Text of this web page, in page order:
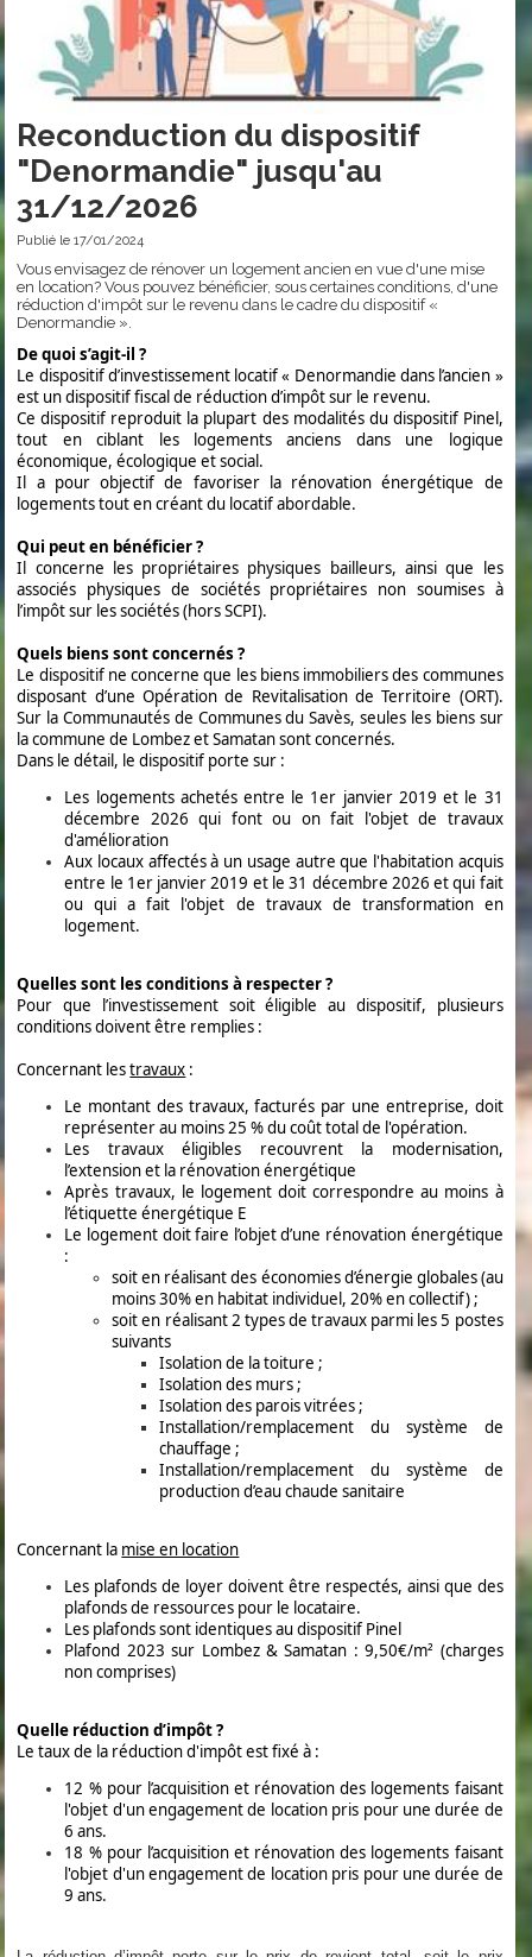
Reconduction du dispositif
"Denormandie" jusqu'au
31/12/2026
Publié le 17/01/2024
Vous envisagez de rénover un logement ancien en vue d'une mise
en location? Vous pouvez bénéficier, sous certaines conditions, d'une
réduction d'impôt sur le revenu dans le cadre du dispositif «
Denormandie ».
De quoi s’agit-il ?
Le dispositif d’investissement locatif « Denormandie dans l’ancien »
est un dispositif fiscal de réduction d’impôt sur le revenu.
Ce dispositif reproduit la plupart des modalités du dispositif Pinel,
tout en ciblant les logements anciens dans une logique
économique, écologique et social.
Il a pour objectif de favoriser la rénovation énergétique de
logements tout en créant du locatif abordable.
Qui peut en bénéficier ?
Il concerne les propriétaires physiques bailleurs, ainsi que les
associés physiques de sociétés propriétaires non soumises à
l’impôt sur les sociétés (hors SCPI).
Quels biens sont concernés ?
Le dispositif ne concerne que les biens immobiliers des communes
disposant d’une Opération de Revitalisation de Territoire (ORT).
Sur la Communautés de Communes du Savès, seules les biens sur
la commune de Lombez et Samatan sont concernés.
Dans le détail, le dispositif porte sur :
Les logements achetés entre le 1er janvier 2019 et le 31
décembre 2026 qui font ou on fait l'objet de travaux
d'amélioration
Aux locaux affectés à un usage autre que l'habitation acquis
entre le 1er janvier 2019 et le 31 décembre 2026 et qui fait
ou qui a fait l'objet de travaux de transformation en
logement.
Quelles sont les conditions à respecter ?
Pour que l’investissement soit éligible au dispositif, plusieurs
conditions doivent être remplies :
Concernant lestravaux :
Le montant des travaux, facturés par une entreprise, doit
représenter au moins 25 % du coût total de l'opération.
Les travaux éligibles recouvrent la modernisation,
l’extension et la rénovation énergétique
Après travaux, le logement doit correspondre au moins à
l’étiquette énergétique E
Le logement doit faire l’objet d’une rénovation énergétique
:
soit en réalisant des économies d’énergie globales (au
moins 30% en habitat individuel, 20% en collectif) ;
soit en réalisant 2 types de travaux parmi les 5 postes
suivants
Isolation de la toiture ;
Isolation des murs ;
Isolation des parois vitrées ;
Installation/remplacement du système de
chauffage ;
Installation/remplacement du système de
production d’eau chaude sanitaire
Concernant la mise en location
Les plafonds de loyer doivent être respectés, ainsi que des
plafonds de ressources pour le locataire.
Les plafonds sont identiques au dispositif Pinel
Plafond 2023 sur Lombez & Samatan : 9,50€/m² (charges
non comprises)
Quelle réduction d’impôt ?
Le taux de la réduction d'impôt est fixé à :
12 % pour l’acquisition et rénovation des logements faisant
l'objet d'un engagement de location pris pour une durée de
6 ans.
18 % pour l’acquisition et rénovation des logements faisant
l'objet d'un engagement de location pris pour une durée de
9 ans.